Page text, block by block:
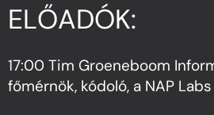
ELŐADÓK:
17:00 Tim Groeneboom
főmérnök, kódoló, a NAP